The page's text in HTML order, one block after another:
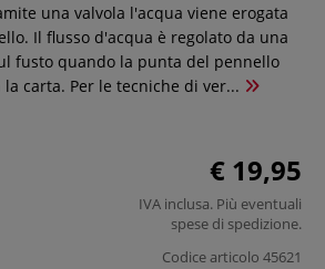
una valvola l'acqua viene erogata
Il flusso d'acqua è regolato da una
fusto quando la punta del pennello
carta. Per le tecniche di ver...
€ 19,95
IVA inclusa. Più eventuali
spese di spedizione.
Codice articolo 45621